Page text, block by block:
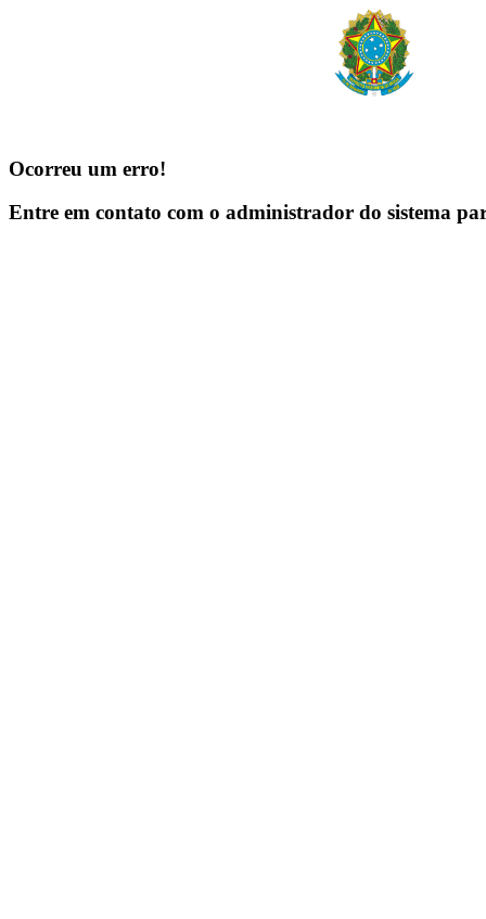
Ocorreu um erro!
Entre em contato com o administrador do sistema